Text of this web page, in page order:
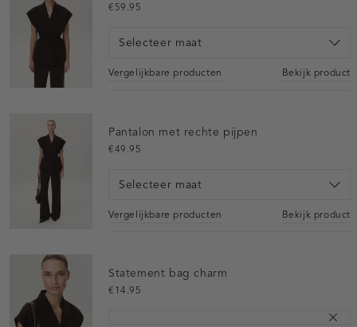
€59.95
Selecteer maat
Vergelijkbare producten Bekijk product
Pantalon met rechte pijpen
€49.95
Selecteer maat
Vergelijkbare producten Bekijk product
Statement bag charm
€14.95